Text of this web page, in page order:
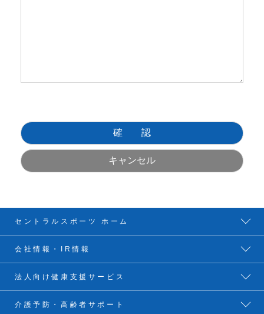
セントラルスポーツ ホーム
会社情報・IR情報
法人向け健康支援サービス
介護予防・高齢者サポート